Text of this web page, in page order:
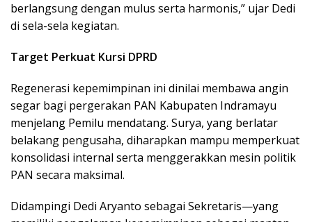
berlangsung dengan mulus serta harmonis,” ujar Dedi
di sela-sela kegiatan.
Target Perkuat Kursi DPRD
Regenerasi kepemimpinan ini dinilai membawa angin
segar bagi pergerakan PAN Kabupaten Indramayu
menjelang Pemilu mendatang. Surya, yang berlatar
belakang pengusaha, diharapkan mampu memperkuat
konsolidasi internal serta menggerakkan mesin politik
PAN secara maksimal.
Didampingi Dedi Aryanto sebagai Sekretaris—yang